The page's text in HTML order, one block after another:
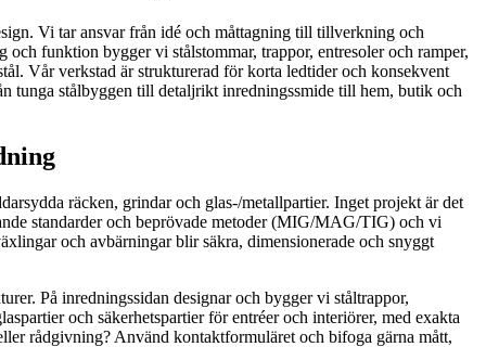
Vi tar ansvar från idé och måttagning till tillverkning och
funktion bygger vi stålstommar, trappor, entresoler och ramper,
Vår verkstad är strukturerad för korta ledtider och konsekvent
tunga stålbyggen till detaljrikt inredningssmide till hem, butik och
räcken, grindar och glas-/metallpartier. Inget projekt är det
standarder och beprövade metoder (MIG/MAG/TIG) och vi
och avbärningar blir säkra, dimensionerade och snyggt
På inredningssidan designar och bygger vi ståltrappor,
och säkerhetspartier för entréer och interiörer, med exakta
rådgivning? Använd kontaktformuläret och bifoga gärna mått,